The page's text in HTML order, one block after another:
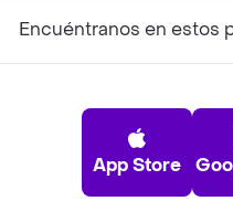
Encuéntranos en estos
App Store